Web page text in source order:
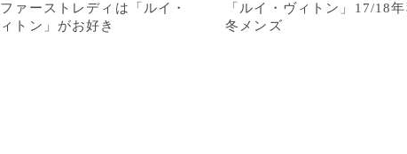
ァーストレディは「ルイ・
トン」がお好き
「ルイ・ヴィトン」17/18
冬メンズ